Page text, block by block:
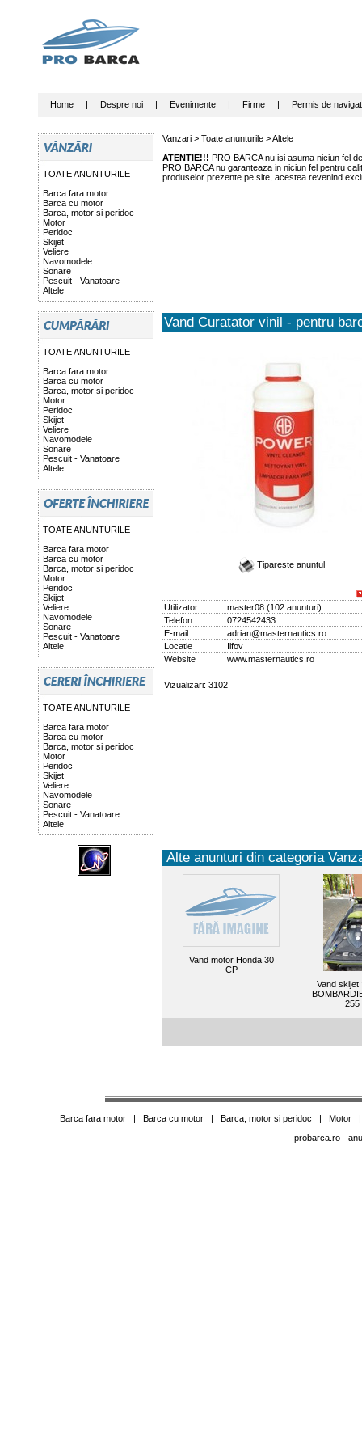
Home| Despre noi| Evenimente| Firme| Permis de
TOATE ANUNTURILE
Barca fara motor
Barca cu motor
Barca, motor si peridoc
Motor
Peridoc
Skijet
Veliere
Navomodele
Sonare
Pescuit - Vanatoare
Altele
TOATE ANUNTURILE
Barca fara motor
Barca cu motor
Barca, motor si peridoc
Motor
Peridoc
Skijet
Veliere
Navomodele
Sonare
Pescuit - Vanatoare
Altele
TOATE ANUNTURILE
Barca fara motor
Barca cu motor
Barca, motor si peridoc
Motor
Peridoc
Skijet
Veliere
Navomodele
Sonare
Pescuit - Vanatoare
Altele
TOATE ANUNTURILE
Barca fara motor
Barca cu motor
Barca, motor si peridoc
Motor
Peridoc
Skijet
Veliere
Navomodele
Sonare
Pescuit - Vanatoare
Altele
Vanzari > Toate anunturile>Altele
ATENTIE!!! PRO BARCA nu isi asuma niciun fel
PRO BARCA nu garanteaza in niciun fel pentru
produselor prezente pe site, acestea revenind
Vand Curatator vinil - pentru
Tipareste anuntul
Utilizator master08(102 anunturi)
Telefon
0724542433
E-mail
adrian@masternautics.ro
Locatie
Ilfov
Website
www.masternautics.ro
Vizualizari: 3102
Alte anunturi din categoria
Vand motor Honda 30
CP
Vand skijet
255
Barca fara motor| Barca cu motor| Barca, motor si peridoc | Motor
probarca.ro-